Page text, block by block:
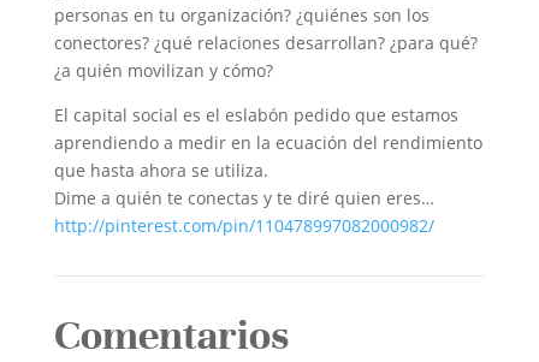
personas en tu organización? ¿quiénes son los
conectores? ¿qué relaciones desarrollan? ¿para qué?
¿a quién movilizan y cómo?
El capital social es el eslabón pedido que estamos
aprendiendo a medir en la ecuación del rendimiento
que hasta ahora se utiliza.
Dime a quién te conectas y te diré quien eres…
http://pinterest.com/pin/110478997082000982/
Comentarios